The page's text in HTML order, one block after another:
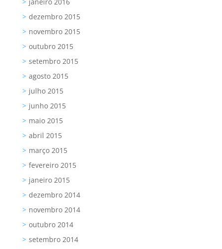
dezembro 2015
novembro 2015
outubro 2015
setembro 2015
agosto 2015
julho 2015
junho 2015
maio 2015
abril 2015
março 2015
fevereiro 2015
janeiro 2015
dezembro 2014
novembro 2014
outubro 2014
setembro 2014